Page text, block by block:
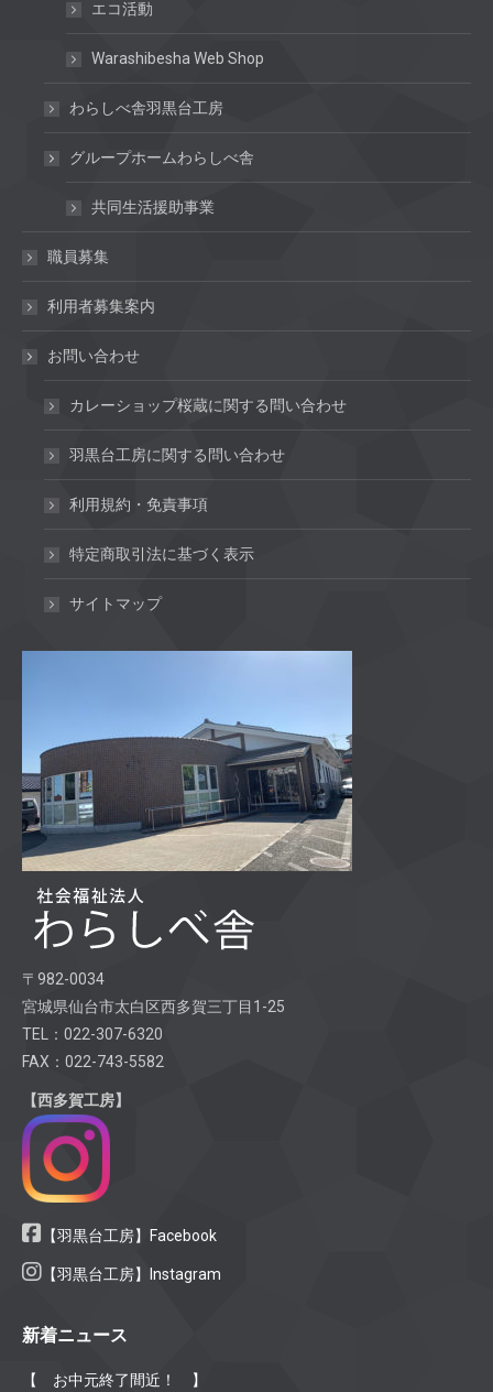
エコ活動
Warashibesha Web Shop
わらしべ舎羽黒台工房
グループホームわらしべ舎
共同生活援助事業
職員募集
利用者募集案内
お問い合わせ
カレーショップ桜蔵に関する問い合わせ
羽黒台工房に関する問い合わせ
利用規約・免責事項
特定商取引法に基づく表示
サイトマップ
〒982-0034
宮城県仙台市太白区西多賀三丁目1-25
TEL：022-307-6320
FAX：022-743-5582
【西多賀工房】
【羽黒台工房】Facebook
【羽黒台工房】Instagram
新着ニュース
【 お中元終了間近！ 】